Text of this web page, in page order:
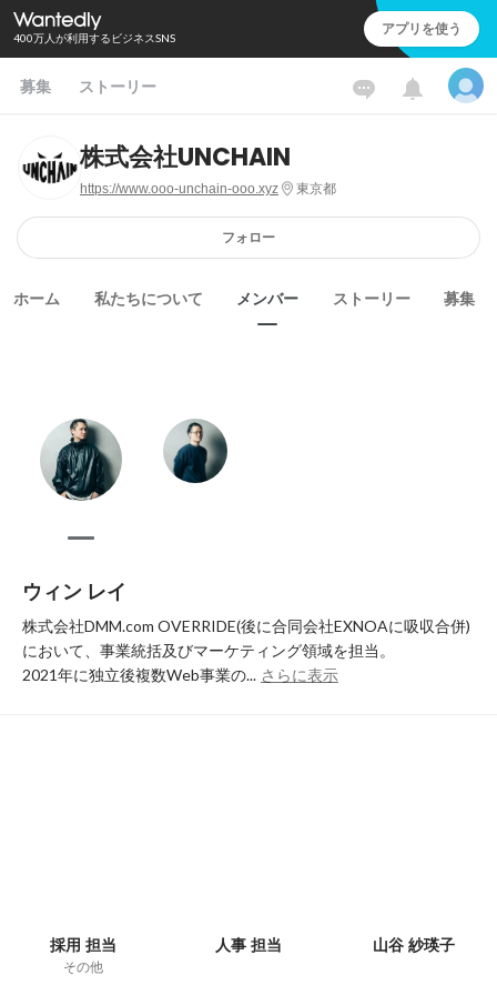
400万人が利用するビジネスSNS アプリを使う
募集 ストーリー
株式会社UNCHAIN
https://www.ooo-unchain-ooo.xyz 東京都
フォロー
ホーム 私たちについて メンバー ストーリー 募集
ウィン レイ
株式会社DMM.com OVERRIDE(後に合同会社EXNOAに吸収合併)
において、事業統括及びマーケティング領域を担当。
2021年に独立後複数Web事業の... さらに表示
採用 担当
その他
人事 担当 山谷 紗瑛子